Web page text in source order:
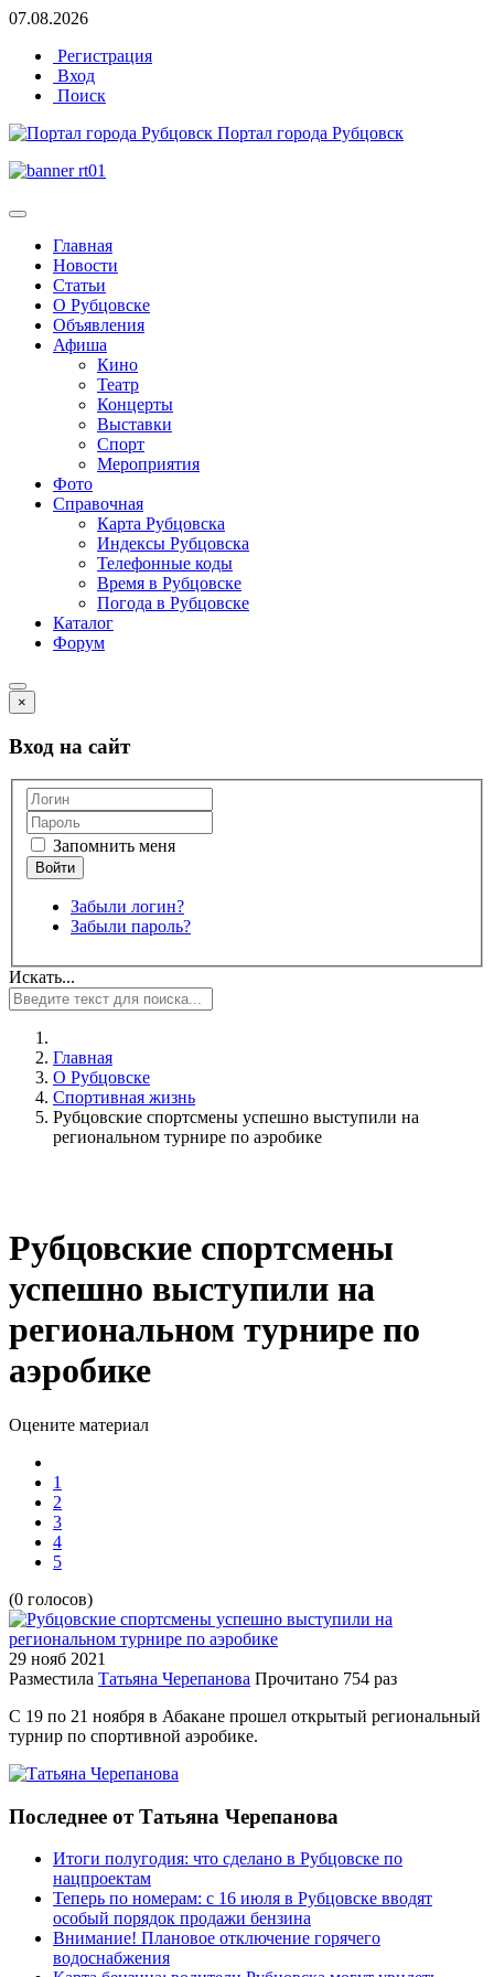
07.08.2026
Регистрация
Вход
Поиск
Портал города Рубцовск
Главная
Новости
Статьи
О Рубцовске
Объявления
Афиша
Кино
Театр
Концерты
Выставки
Спорт
Мероприятия
Фото
Справочная
Карта Рубцовска
Индексы Рубцовска
Телефонные коды
Время в Рубцовске
Погода в Рубцовске
Каталог
Форум
×
Вход на сайт
Запомнить меня
Забыли логин?
Забыли пароль?
Искать...
Главная
О Рубцовске
Спортивная жизнь
Рубцовские спортсмены успешно выступили на
региональном турнире по аэробике
Рубцовские спортсмены
успешно выступили на
региональном турнире по
аэробике
Оцените материал
1
2
3
4
5
(0 голосов)
29 нояб 2021
Разместила Татьяна Черепанова Прочитано 754 раз
С 19 по 21 ноября в Абакане прошел открытый региональный
турнир по спортивной аэробике.
Последнее от Татьяна Черепанова
Итоги полугодия: что сделано в Рубцовске по
нацпроектам
Теперь по номерам: с 16 июля в Рубцовске вводят
особый порядок продажи бензина
Внимание! Плановое отключение горячего
водоснабжения